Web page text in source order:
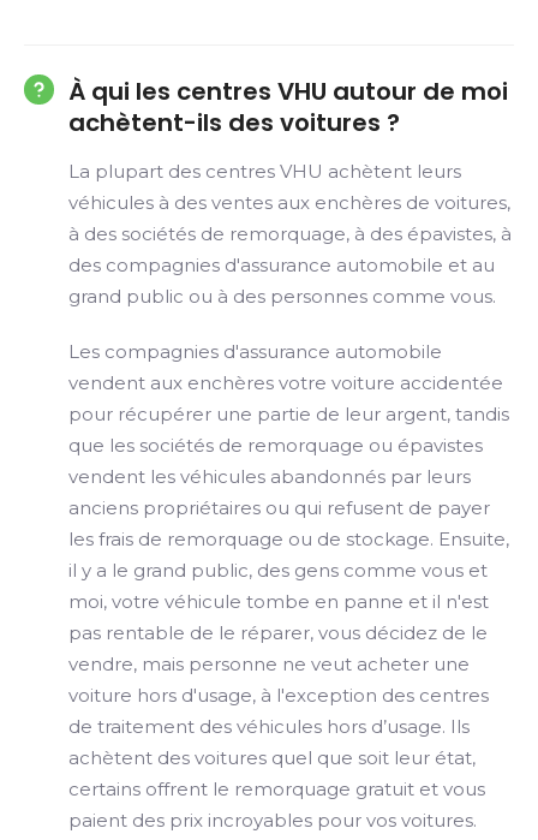
À qui les centres VHU autour de moi
achètent-ils des voitures ?
La plupart des centres VHU achètent leurs
véhicules à des ventes aux enchères de voitures,
à des sociétés de remorquage, à des épavistes, à
des compagnies d'assurance automobile et au
grand public ou à des personnes comme vous.
Les compagnies d'assurance automobile
vendent aux enchères votre voiture accidentée
pour récupérer une partie de leur argent, tandis
que les sociétés de remorquage ou épavistes
vendent les véhicules abandonnés par leurs
anciens propriétaires ou qui refusent de payer
les frais de remorquage ou de stockage. Ensuite,
il y a le grand public, des gens comme vous et
moi, votre véhicule tombe en panne et il n'est
pas rentable de le réparer, vous décidez de le
vendre, mais personne ne veut acheter une
voiture hors d'usage, à l'exception des centres
de traitement des véhicules hors d’usage. Ils
achètent des voitures quel que soit leur état,
certains offrent le remorquage gratuit et vous
paient des prix incroyables pour vos voitures.